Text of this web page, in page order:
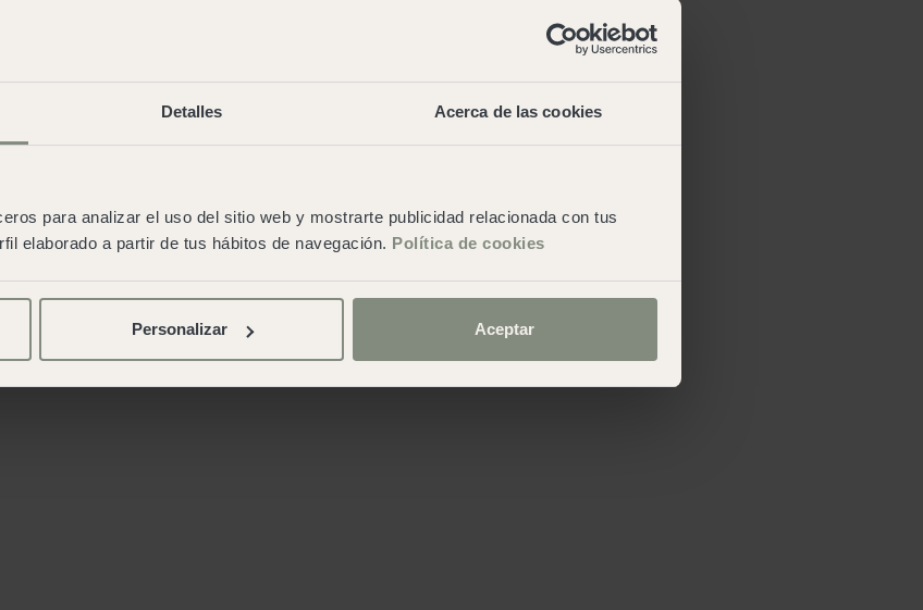
Detalles Acerca de las cookies
para analizar el uso del sitio web y mostrarte publicidad relacionada con tus
elaborado a partir de tus hábitos de navegación. Política de cookies
Personalizar Aceptar